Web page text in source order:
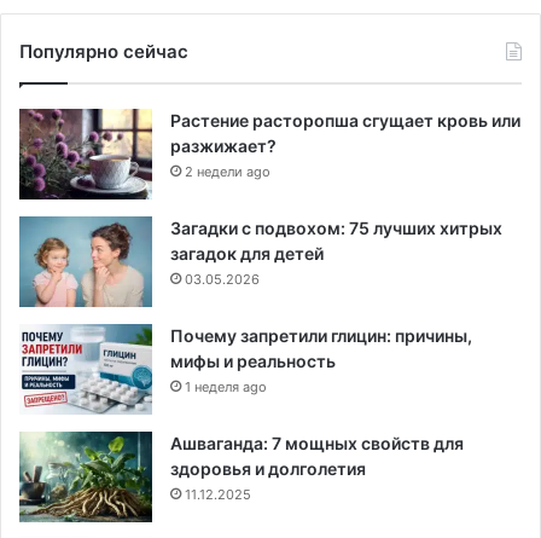
Популярно сейчас
Растение расторопша сгущает кровь или
разжижает?
2 недели ago
Загадки с подвохом: 75 лучших хитрых
загадок для детей
03.05.2026
Почему запретили глицин: причины,
мифы и реальность
1 неделя ago
Ашваганда: 7 мощных свойств для
здоровья и долголетия
11.12.2025